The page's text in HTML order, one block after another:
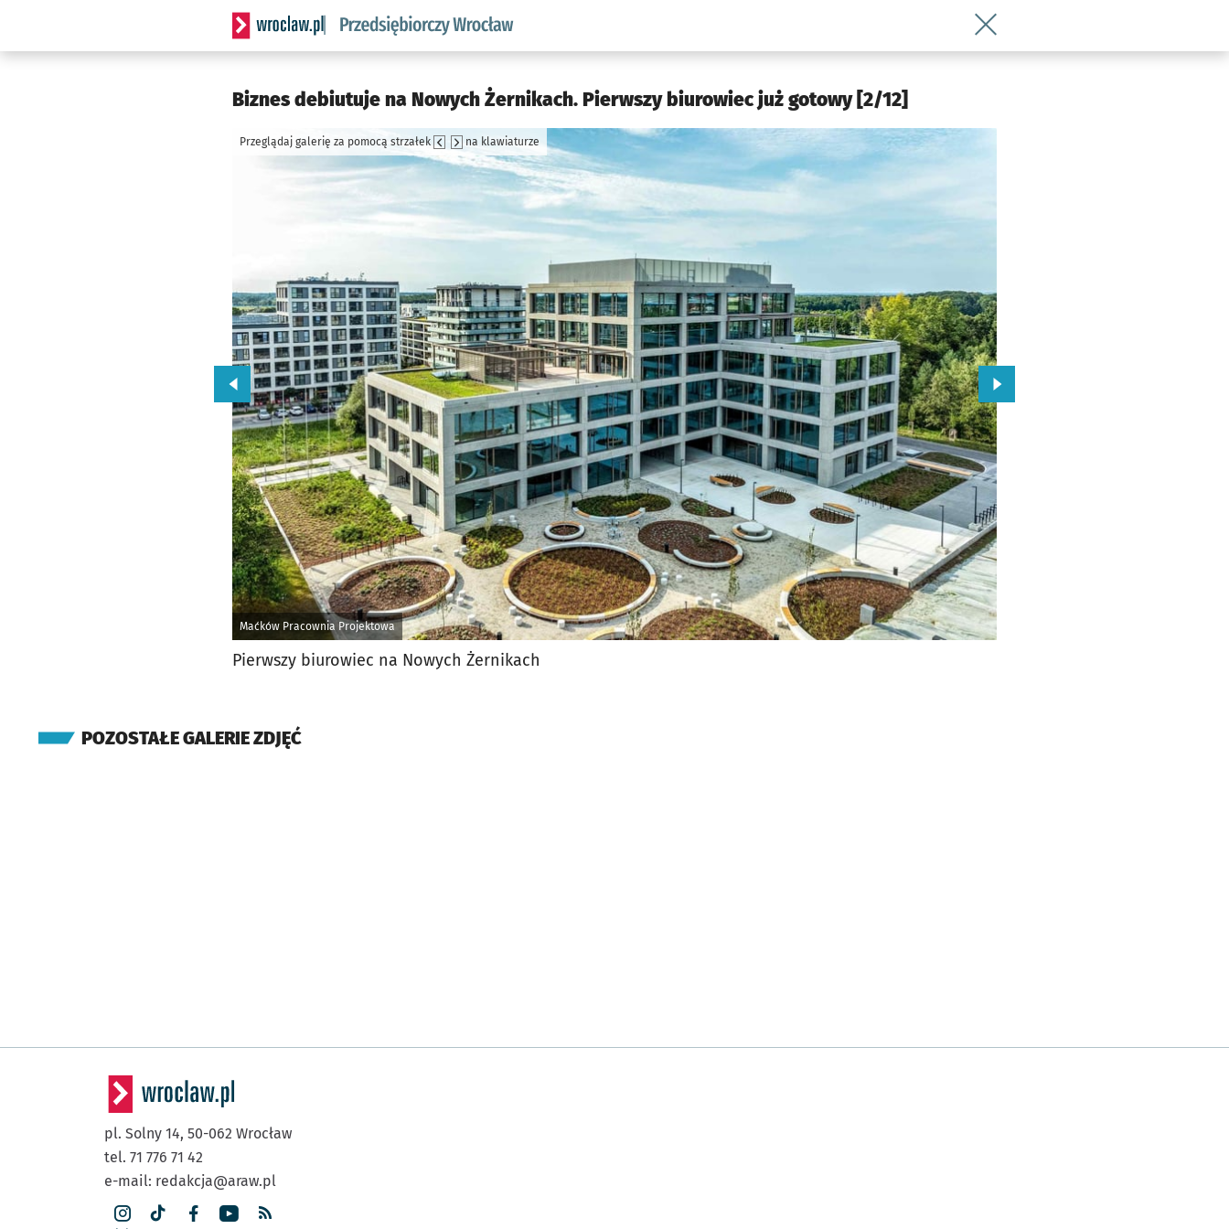
Serwis informacyjny wroclaw.pl podserwis: Strategia rozwoju przedsiębiorczości miasta Wrocławia
Wróć do artykułu Biznes debiutuje
Biznes debiutuje na Nowych Żernikach. Pierwszy biurowiec już gotowy [2/12]
Maćków Pracownia Projektowa
Przeglądaj galerię za pomocą strzałek na klawiaturze
Przejdź do poprzedniego zdjęcia. Przejdź do kolejnego zdjęcia.
Pierwszy biurowiec na Nowych Żernikach
POZOSTAŁE GALERIE ZDJĘĆ
pl. Solny 14, 50-062 Wrocław
tel. 71 776 71 42
e-mail: redakcja@araw.pl